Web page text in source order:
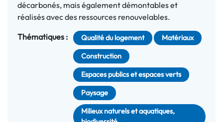
décarbonés, mais également démontables et
réalisés avec des ressources renouvelables.
Thématiques :
Qualité du logement Matériaux
Construction
Espaces publics et espaces verts
Paysage
Milieux naturels et aquatiques,